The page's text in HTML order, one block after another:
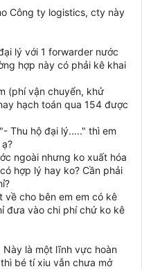
Công ty logistics, cty này
lý với 1 forwarder nước
hợp này có phải kê khai
(phí vận chuyển, khử
hạch toán qua 154 được
Thu hộ đại lý....." thì em
ngoài nhưng ko xuất hóa
hợp lý hay ko? Cần phải
cho bên em em có kê
đưa vào chi phí chứ ko kê
Này là một lĩnh vực hoàn
bé tí xiu vẫn chưa mở